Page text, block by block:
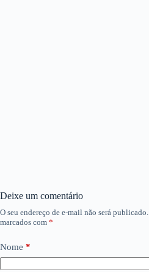
Deixe um comentário
O seu endereço de e-mail não será publicado.
marcados com *
Nome *